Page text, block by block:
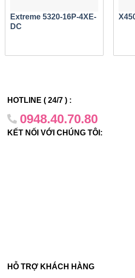
Hỗ trợ địa chỉ MAC lên tới 512K
Tính khả dụng cao
Hệ điều hành mô-đun
Extreme 5320-16P-4XE-
DC
HOTLINE ( 24/7 ) :
0948.40.70.80
KẾT NỐI VỚI CHÚNG TÔI:
HỖ TRỢ KHÁCH HÀNG